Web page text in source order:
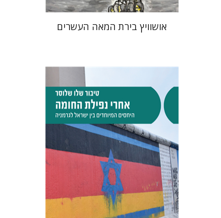
אושוויץ בירת המאה העשרים
טיבור שלו שלוסר